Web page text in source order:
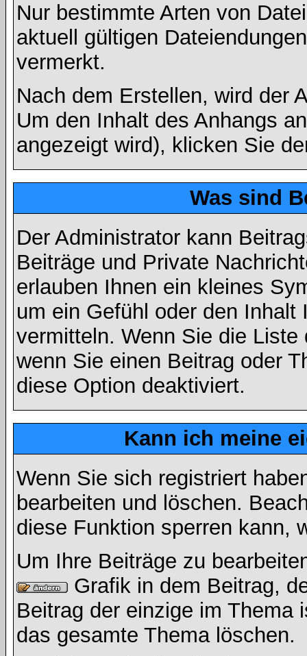
Nur bestimmte Arten von
aktuell gültigen
vermerkt.
Nach dem Erstellen, wird der
Um den Inhalt des Anhangs
angezeigt wird), klicken Sie
Was sind
Der Administrator kann
Beiträge und Private
erlauben Ihnen ein kleines
um ein Gefühl oder den
vermitteln. Wenn Sie die
wenn Sie einen Beitrag oder
diese Option deaktiviert.
Kann ich meine
Wenn Sie sich registriert
bearbeiten und löschen.
diese Funktion sperren kann,
Um Ihre Beiträge zu
Grafik in dem Beitrag,
Beitrag der einzige im Thema
das gesamte Thema löschen.